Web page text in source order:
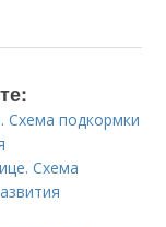
Схема подкормки
Схема